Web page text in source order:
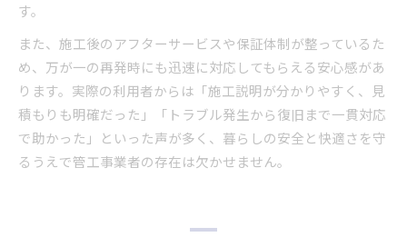
す。
また、施工後のアフターサービスや保証体制が整っているた
め、万が一の再発時にも迅速に対応してもらえる安心感があ
ります。実際の利用者からは「施工説明が分かりやすく、見
積もりも明確だった」「トラブル発生から復旧まで一貫対応
で助かった」といった声が多く、暮らしの安全と快適さを守
るうえで管工事業者の存在は欠かせません。